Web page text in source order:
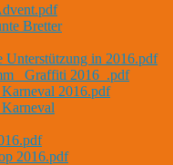
Bretter
in 2016.pdf
_Graffiti 2016_.pdf
2016.pdf
2016.pdf